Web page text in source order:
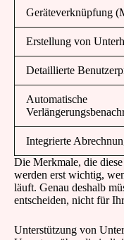
Geräteverknüpfung
Erstellung von
Detaillierte
Automatische
Integrierte
Die Merkmale, die
werden erst wichtig,
läuft. Genau deshalb
entscheiden, nicht für
Unterstützung von